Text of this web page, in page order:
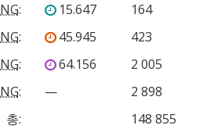
NG: 15.647
164
NG: 45.945
423
NG: 64.156
2 005
NG: —
2 898
총:
148 855